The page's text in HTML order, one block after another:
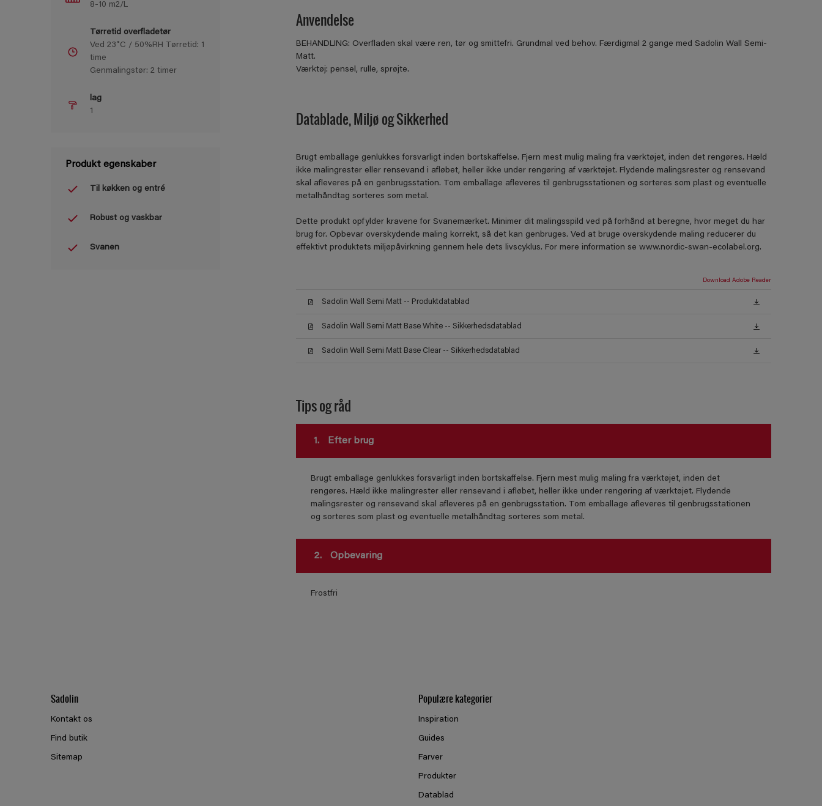
8-10 m2/L
Tørretid overfladetør
Ved 23˚C / 50%RH Tørretid: 1
time
Genmalingstør: 2 timer
lag
1
Produkt egenskaber
Til køkken og entré
Robust og vaskbar
Svanen
Anvendelse
BEHANDLING: Overfladen skal være ren, tør og smittefri. Grundmal ved behov. Færdigmal 2 gange med Sadolin Wall Semi-
Matt.
Værktøj: pensel, rulle, sprøjte.
Datablade, Miljø og Sikkerhed
Brugt emballage genlukkes forsvarligt inden bortskaffelse. Fjern mest mulig maling fra værktøjet, inden det rengøres. Hæld
ikke malingrester eller rensevand i afløbet, heller ikke under rengøring af værktøjet. Flydende malingsrester og rensevand
skal afleveres på en genbrugsstation. Tom emballage afleveres til genbrugsstationen og sorteres som plast og eventuelle
metalhåndtag sorteres som metal.
Dette produkt opfylder kravene for Svanemærket. Minimer dit malingsspild ved på forhånd at beregne, hvor meget du har
brug for. Opbevar overskydende maling korrekt, så det kan genbruges. Ved at bruge overskydende maling reducerer du
effektivt produktets miljøpåvirkning gennem hele dets livscyklus. For mere information se www.nordic-swan-ecolabel.org.
Download Adobe Reader
Sadolin Wall Semi Matt -- Produktdatablad
Sadolin Wall Semi Matt Base White -- Sikkerhedsdatablad
Sadolin Wall Semi Matt Base Clear -- Sikkerhedsdatablad
Tips og råd
1. Efter brug
Brugt emballage genlukkes forsvarligt inden bortskaffelse. Fjern mest mulig maling fra værktøjet, inden det
rengøres. Hæld ikke malingrester eller rensevand i afløbet, heller ikke under rengøring af værktøjet. Flydende
malingsrester og rensevand skal afleveres på en genbrugsstation. Tom emballage afleveres til genbrugsstationen
og sorteres som plast og eventuelle metalhåndtag sorteres som metal.
2. Opbevaring
Frostfri
Sadolin
Kontakt os
Find butik
Sitemap
Populære kategorier
Inspiration
Guides
Farver
Produkter
Datablad